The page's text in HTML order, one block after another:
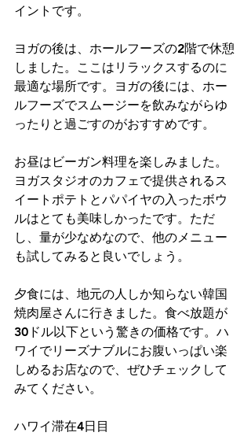
イントです。
ヨガの後は、ホールフーズの2階で休憩
しました。ここはリラックスするのに
最適な場所です。ヨガの後には、ホー
ルフーズでスムージーを飲みながらゆ
ったりと過ごすのがおすすめです。
お昼はビーガン料理を楽しみました。
ヨガスタジオのカフェで提供されるス
イートポテトとパパイヤの入ったボウ
ルはとても美味しかったです。ただ
し、量が少なめなので、他のメニュー
も試してみると良いでしょう。
夕食には、地元の人しか知らない韓国
焼肉屋さんに行きました。食べ放題が
30ドル以下という驚きの価格です。ハ
ワイでリーズナブルにお腹いっぱい楽
しめるお店なので、ぜひチェックして
みてください。
ハワイ滞在4日目